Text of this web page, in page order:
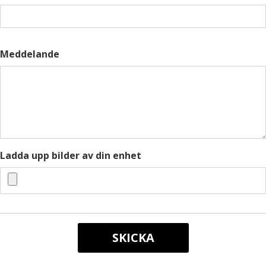
Meddelande
Ladda upp bilder av din enhet